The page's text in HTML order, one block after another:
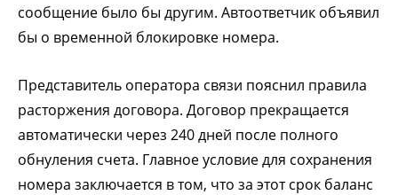
сообщение было бы другим. Автоответчик объявил
бы о временной блокировке номера.
Представитель оператора связи пояснил правила
расторжения договора. Договор прекращается
автоматически через 240 дней после полного
обнуления счета. Главное условие для сохранения
номера заключается в том, что за этот срок баланс